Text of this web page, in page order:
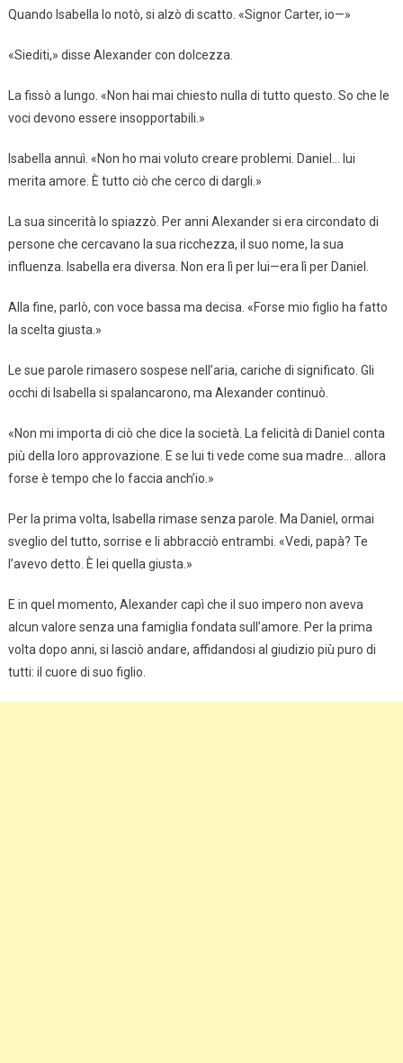
Quando Isabella lo notò, si alzò di scatto. «Signor Carter, io—»
«Siediti,» disse Alexander con dolcezza.
La fissò a lungo. «Non hai mai chiesto nulla di tutto questo. So che le
voci devono essere insopportabili.»
Isabella annuì. «Non ho mai voluto creare problemi. Daniel… lui
merita amore. È tutto ciò che cerco di dargli.»
La sua sincerità lo spiazzò. Per anni Alexander si era circondato di
persone che cercavano la sua ricchezza, il suo nome, la sua
influenza. Isabella era diversa. Non era lì per lui—era lì per Daniel.
Alla fine, parlò, con voce bassa ma decisa. «Forse mio figlio ha fatto
la scelta giusta.»
Le sue parole rimasero sospese nell’aria, cariche di significato. Gli
occhi di Isabella si spalancarono, ma Alexander continuò.
«Non mi importa di ciò che dice la società. La felicità di Daniel conta
più della loro approvazione. E se lui ti vede come sua madre… allora
forse è tempo che lo faccia anch’io.»
Per la prima volta, Isabella rimase senza parole. Ma Daniel, ormai
sveglio del tutto, sorrise e li abbracciò entrambi. «Vedi, papà? Te
l’avevo detto. È lei quella giusta.»
E in quel momento, Alexander capì che il suo impero non aveva
alcun valore senza una famiglia fondata sull’amore. Per la prima
volta dopo anni, si lasciò andare, affidandosi al giudizio più puro di
tutti: il cuore di suo figlio.